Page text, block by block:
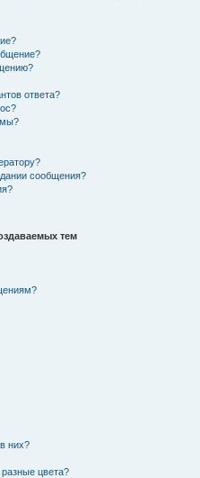
ответа?
сообщения?
тем
них?
цвета?